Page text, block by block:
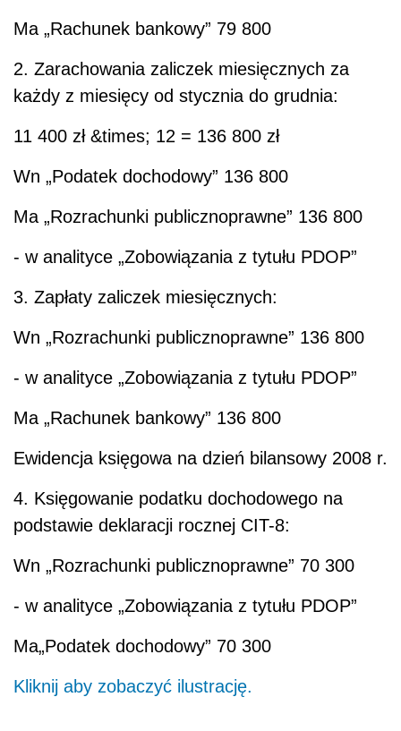
Ma „Rachunek bankowy” 79 800
2. Zarachowania zaliczek miesięcznych za
każdy z miesięcy od stycznia do grudnia:
11 400 zł &times; 12 = 136 800 zł
Wn „Podatek dochodowy” 136 800
Ma „Rozrachunki publicznoprawne” 136 800
- w analityce „Zobowiązania z tytułu PDOP”
3. Zapłaty zaliczek miesięcznych:
Wn „Rozrachunki publicznoprawne” 136 800
- w analityce „Zobowiązania z tytułu PDOP”
Ma „Rachunek bankowy” 136 800
Ewidencja księgowa na dzień bilansowy 2008 r.
4. Księgowanie podatku dochodowego na
podstawie deklaracji rocznej CIT-8:
Wn „Rozrachunki publicznoprawne” 70 300
- w analityce „Zobowiązania z tytułu PDOP”
Ma„Podatek dochodowy” 70 300
Kliknij aby zobaczyć ilustrację.